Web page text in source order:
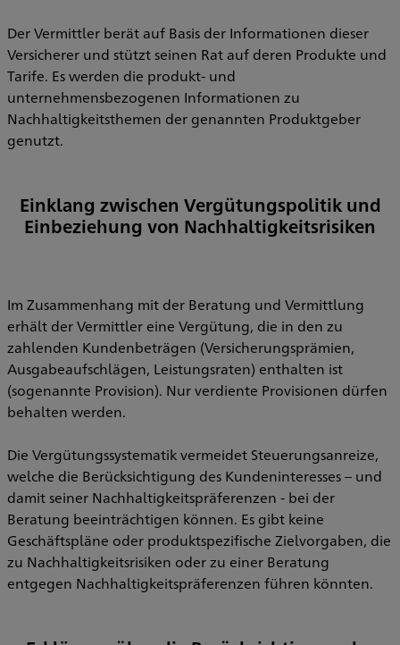
Der Vermittler berät auf Basis der Informationen dieser
Versicherer und stützt seinen Rat auf deren Produkte und
Tarife. Es werden die produkt- und
unternehmensbezogenen Informationen zu
Nachhaltigkeitsthemen der genannten Produktgeber
genutzt.
Einklang zwischen Vergütungspolitik und
Einbeziehung von Nachhaltigkeitsrisiken
Im Zusammenhang mit der Beratung und Vermittlung
erhält der Vermittler eine Vergütung, die in den zu
zahlenden Kundenbeträgen (Versicherungsprämien,
Ausgabeaufschlägen, Leistungsraten) enthalten ist
(sogenannte Provision). Nur verdiente Provisionen dürfen
behalten werden.
Die Vergütungssystematik vermeidet Steuerungsanreize,
welche die Berücksichtigung des Kundeninteresses – und
damit seiner Nachhaltigkeitspräferenzen - bei der
Beratung beeinträchtigen können. Es gibt keine
Geschäftspläne oder produktspezifische Zielvorgaben, die
zu Nachhaltigkeitsrisiken oder zu einer Beratung
entgegen Nachhaltigkeitspräferenzen führen könnten.